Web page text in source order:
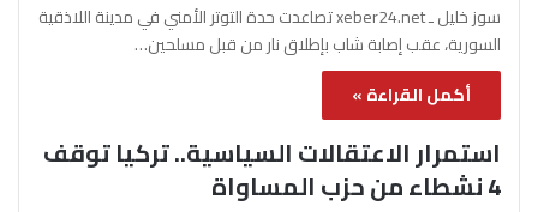
سوز خليل ـ xeber24.net تصاعدت حدة التوتر الأمني في مدينة اللاذقية
السورية، عقب إصابة شاب بإطلاق نار من قبل مسلحين…
أكمل القراءة »
استمرار الاعتقالات السياسية.. تركيا توقف
4 نشطاء من حزب المساواة